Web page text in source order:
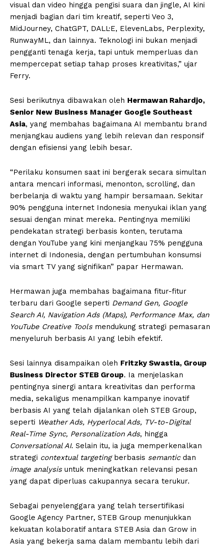
visual dan video hingga pengisi suara dan jingle, AI kini
menjadi bagian dari tim kreatif, seperti Veo 3,
MidJourney, ChatGPT, DALL·E, ElevenLabs, Perplexity,
RunwayML, dan lainnya. Teknologi ini bukan menjadi
pengganti tenaga kerja, tapi untuk memperluas dan
mempercepat setiap tahap proses kreativitas,” ujar
Ferry.
Sesi berikutnya dibawakan oleh Hermawan Rahardjo,
Senior New Business Manager Google Southeast
Asia, yang membahas bagaimana AI membantu brand
menjangkau audiens yang lebih relevan dan responsif
dengan efisiensi yang lebih besar.
“Perilaku konsumen saat ini bergerak secara simultan
antara mencari informasi, menonton, scrolling, dan
berbelanja di waktu yang hampir bersamaan. Sekitar
90% pengguna internet Indonesia menyukai iklan yang
sesuai dengan minat mereka. Pentingnya memiliki
pendekatan strategi berbasis konten, terutama
dengan YouTube yang kini menjangkau 75% pengguna
internet di Indonesia, dengan pertumbuhan konsumsi
via smart TV yang signifikan” papar Hermawan.
Hermawan juga membahas bagaimana fitur-fitur
terbaru dari Google seperti Demand Gen, Google
Search AI, Navigation Ads (Maps), Performance Max, dan
YouTube Creative Toolsmendukung strategi pemasaran
menyeluruh berbasis AI yang lebih efektif.
Sesi lainnya disampaikan oleh Fritzky Swastia, Group
Business Director STEB Group. Ia menjelaskan
pentingnya sinergi antara kreativitas dan performa
media, sekaligus menampilkan kampanye inovatif
berbasis AI yang telah dijalankan oleh STEB Group,
seperti Weather Ads, Hyperlocal Ads, TV-to-Digital
Real-Time Sync, Personalization Ads, hingga
Conversational AI. Selain itu, ia juga memperkenalkan
strategi contextual targetingberbasis semanticdan
image analysisuntuk meningkatkan relevansi pesan
yang dapat diperluas cakupannya secara terukur.
Sebagai penyelenggara yang telah tersertifikasi
Google Agency Partner, STEB Group menunjukkan
kekuatan kolaboratif antara STEB Asia dan Grow in
Asia yang bekerja sama dalam membantu lebih dari